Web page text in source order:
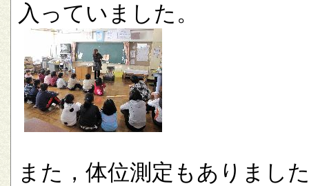
入っていました。
また，体位測定もありまし